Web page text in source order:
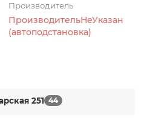
Производитель
ПроизводительНеУказан
(автоподстановка)
251 44